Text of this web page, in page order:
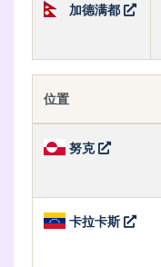
加德满都
位置
努克
卡拉卡斯